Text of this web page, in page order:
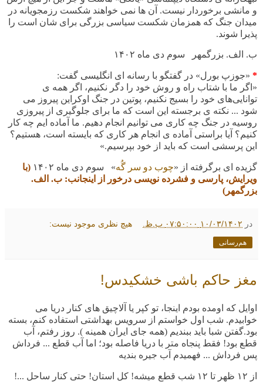
و مانشی برخوردار نیست. آن ها نمی خواهند شکست رزمجویانه در
میدان جنگ که همزمان شکست سیاسی بزرگی برای شان است را
پذیرا شوند.
ب. الف. بزرگمهر سوم دی ماه ۱۴۰۲
* «جوزپ بورل» در گفتگو با رسانه ای انگلیسی گفت:
«اگر ما با شتاب راه و روش خود را دگر نکنیم، اگر همه ی
توانایی‌های خود را بسیج نکنیم، پوتین در جنگ اوکراین پیروز می
شود ... نکته ی برجسته این است که ما برای جلوگیری از پیروزی
روسیه در جنگ چه کاری می توانیم انجام دهیم. ما آماده ایم چه کار
کنیم؟ آیا براستی آماده ی انجام هر کاری که بایسته است، هستیم؟
این پرسشی است که باید از خود بپرسیم.»
گزیده ای برگرفته از «چوب دو سر گُه» سوم دی ماه ۱۴۰۲
(با
ویرایش، پارسی و فشرده نویسی درخور از اینجانب: ب. الف.
بزرگمهر)
در ۱۰/۰۳/۱۴۰۲ ۰۷:۵۰:۰۰ ب.ظ. هیچ نظری موجود نیست:
هم‌رسانی
مغز حاکم باشی خشکیدس!
اوایل که اومده بودم اینجا، تو کپر یا آلاچیق های کنار دریا می
خوابیدم. شب اول خواستم از سرویس بهداشتی استفاده کنم، بسته
بود.گفتن شبا باید ببندیم (همه جای ایران همینه ). روز رفتم، آب
قطع بود! فقط پنجاه متر با دریا فاصله بود؛ اما آب قطع ... فرداش
پس فرداش ... فهمیدم آب جیره بندیه
از ۱۲ ظهر تا ۱۲ شب قطع میشه! کل استان! حتی کنار ساحل ...!